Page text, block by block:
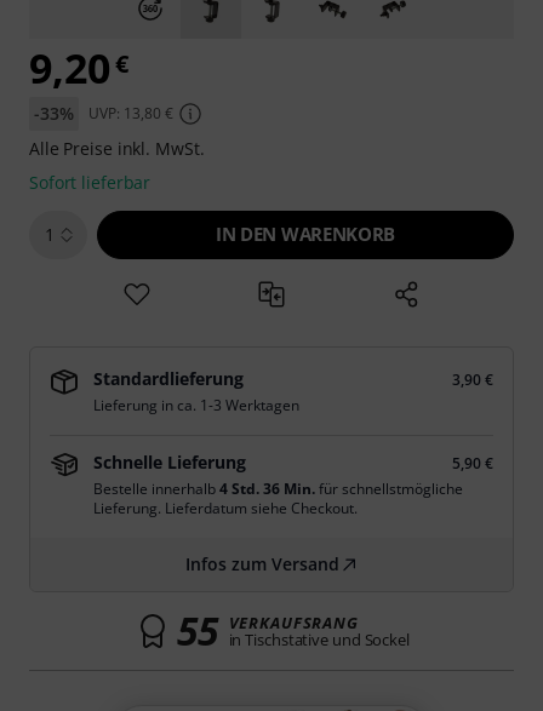
9,20€
-33% UVP: 13,80 €
Alle Preise inkl. MwSt.
Sofort lieferbar
1 IN DEN WARENKORB
Standardlieferung
3,90 €
Lieferung in ca. 1-3 Werktagen
Schnelle Lieferung
5,90 €
Bestelle innerhalb4 Std. 36 Min.für schnellstmögliche
Lieferung. Lieferdatum siehe Checkout.
Infos zum Versand
55 VERKAUFSRANG
in Tischstative und Sockel